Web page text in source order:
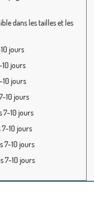
dans les tailles et les
jours
jours
jours
10 jours
7-10 jours
7-10 jours
7-10 jours
7-10 jours